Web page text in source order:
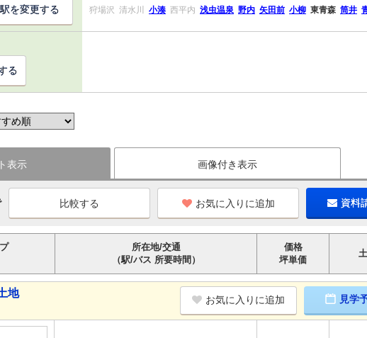
狩場沢 清水川 小湊 西平内 浅虫温泉 野内 矢田前 小柳 東青森 筒井
駅を変更する
る
表示 画像付き表示
お気に入りに追加 資料
所在地/交通
（駅/バス 所要時間）
価格
坪単価
地
お気に入りに追加 見学